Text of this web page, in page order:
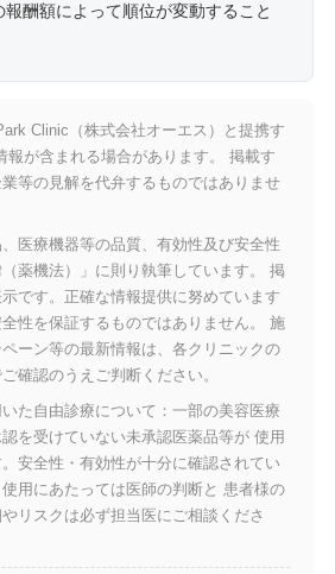
報酬額によって順位が変動すること
Clinic（株式会社オーエス）と提携す
報が含まれる場合があります。 掲載す
等の見解を代弁するものではありませ
医療機器等の品質、有効性及び安全性
薬機法）」に則り執筆しています。 掲
です。正確な情報提供に努めています
性を保証するものではありません。 施
ーン等の最新情報は、各クリニックの
確認のうえご判断ください。
た自由診療について：一部の美容医療
を受けていない未承認医薬品等が 使用
安全性・有効性が十分に確認されてい
用にあたっては医師の判断と 患者様の
リスクは必ず担当医にご相談くださ